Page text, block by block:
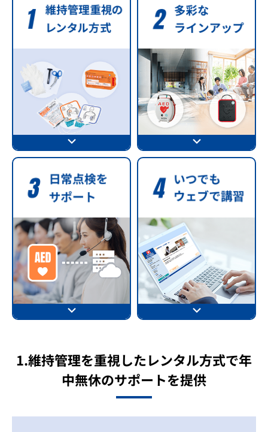
1.維持管理を重視したレンタル方式で年
中無休のサポートを提供